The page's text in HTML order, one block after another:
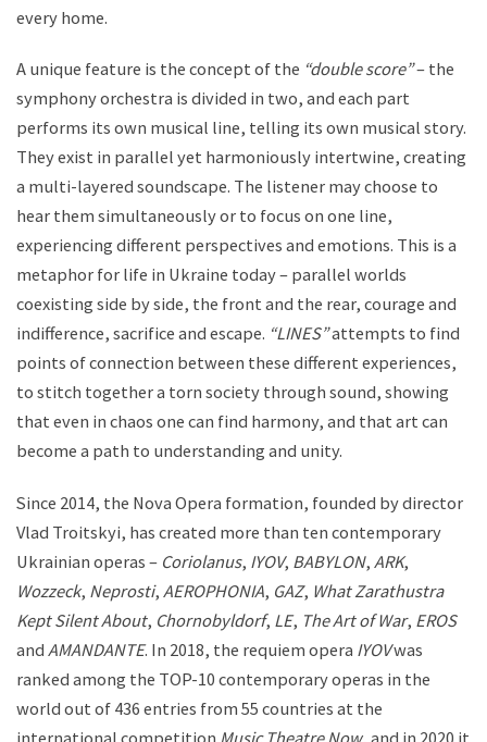
every home.
A unique feature is the concept of the “double score”– the
symphony orchestra is divided in two, and each part
performs its own musical line, telling its own musical story.
They exist in parallel yet harmoniously intertwine, creating
a multi-layered soundscape. The listener may choose to
hear them simultaneously or to focus on one line,
experiencing different perspectives and emotions. This is a
metaphor for life in Ukraine today – parallel worlds
coexisting side by side, the front and the rear, courage and
indifference, sacrifice and escape. “LINES”attempts to find
points of connection between these different experiences,
to stitch together a torn society through sound, showing
that even in chaos one can find harmony, and that art can
become a path to understanding and unity.
Since 2014, the Nova Opera formation, founded by director
Vlad Troitskyi, has created more than ten contemporary
Ukrainian operas – Coriolanus, IYOV, BABYLON, ARK,
Wozzeck, Neprosti, AEROPHONIA, GAZ, What Zarathustra
Kept Silent About, Chornobyldorf, LE, The Art of War, EROS
and AMANDANTE. In 2018, the requiem opera IYOVwas
ranked among the TOP-10 contemporary operas in the
world out of 436 entries from 55 countries at the
international competition Music Theatre Now, and in 2020 it